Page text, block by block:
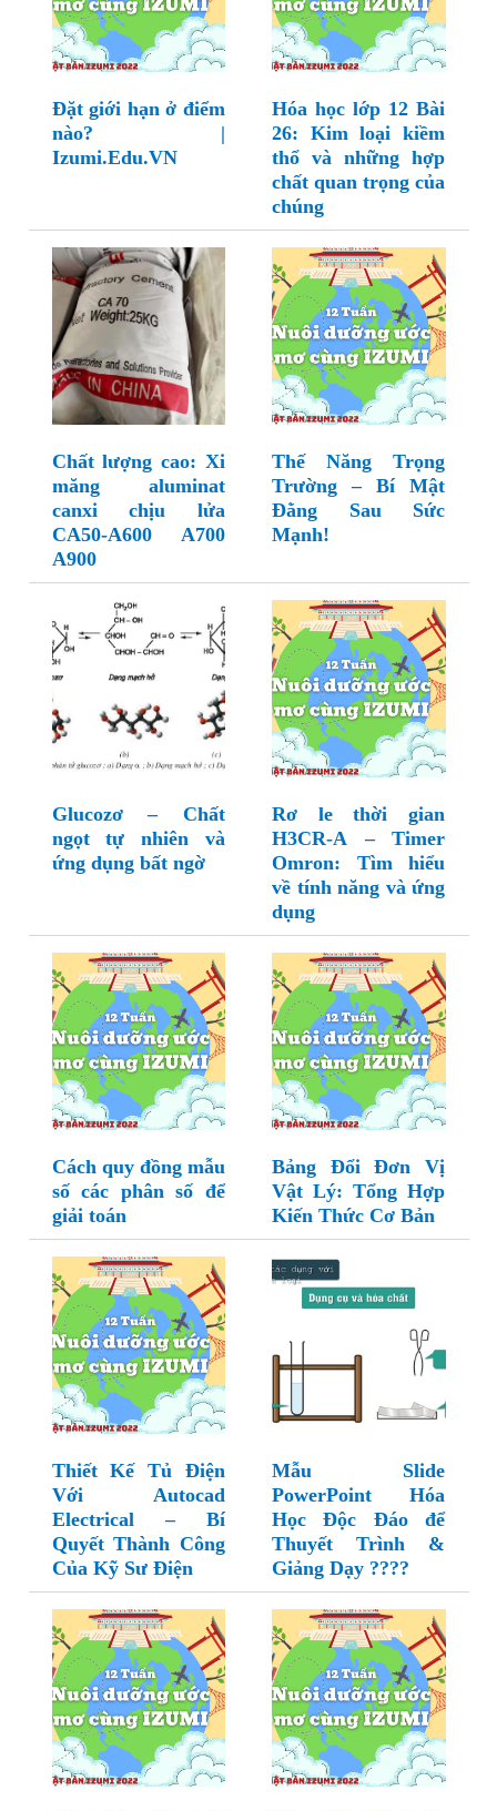
Đặt giới hạn ở điểm
nào? |
Izumi.Edu.VN
Hóa học lớp 12 Bài
26: Kim loại kiềm
thổ và những hợp
chất quan trọng của
chúng
Chất lượng cao: Xi
măng aluminat
canxi chịu lửa
CA50-A600 A700
A900
Thế Năng Trọng
Trường – Bí Mật
Đằng Sau Sức
Mạnh!
Glucozơ – Chất
ngọt tự nhiên và
ứng dụng bất ngờ
Rơ le thời gian
H3CR-A – Timer
Omron: Tìm hiểu
về tính năng và ứng
dụng
Cách quy đồng mẫu
số các phân số để
giải toán
Bảng Đổi Đơn Vị
Vật Lý: Tổng Hợp
Kiến Thức Cơ Bản
Thiết Kế Tủ Điện
Với Autocad
Electrical – Bí
Quyết Thành Công
Của Kỹ Sư Điện
Mẫu Slide
PowerPoint Hóa
Học Độc Đáo để
Thuyết Trình &
Giảng Dạy ????